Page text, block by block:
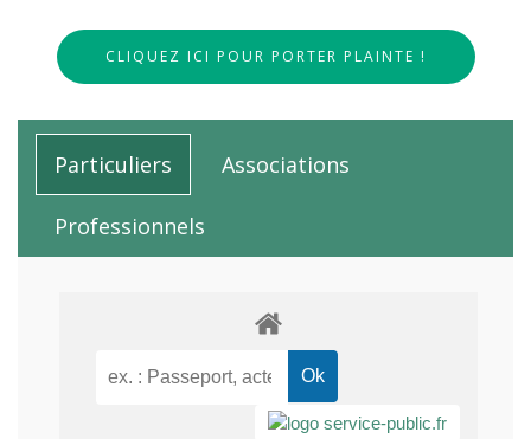
CLIQUEZ ICI POUR PORTER PLAINTE !
Particuliers Associations
Professionnels